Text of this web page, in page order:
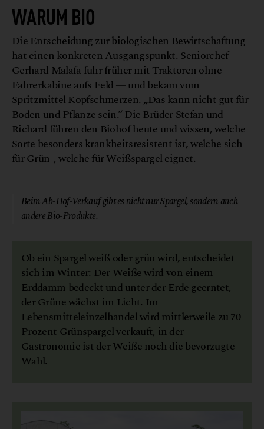
WARUM BIO
Die Entscheidung zur biologischen Bewirtschaftung
hat einen konkreten Ausgangspunkt. Seniorchef
Gerhard Malafa fuhr früher mit Traktoren ohne
Fahrerkabine aufs Feld — und bekam vom
Spritzmittel Kopfschmerzen. „Das kann nicht gut für
Boden und Pflanze sein.“ Die Brüder Stefan und
Richard führen den Biohof heute und wissen, welche
Sorte besonders krankheitsresistent ist, welche sich
für Grün-, welche für Weißspargel eignet.
Beim Ab-Hof-Verkauf gibt es nicht nur Spargel, sondern auch
andere Bio-Produkte.
Ob ein Spargel weiß oder grün wird, entscheidet
sich im Winter: Der Weiße wird von einem
Erddamm bedeckt und unter der Erde geerntet,
der Grüne wächst im Licht. Im
Lebensmitteleinzelhandel wird mittlerweile zu 70
Prozent Grünspargel verkauft, in der
Gastronomie ist der Weiße noch die bevorzugte
Wahl.